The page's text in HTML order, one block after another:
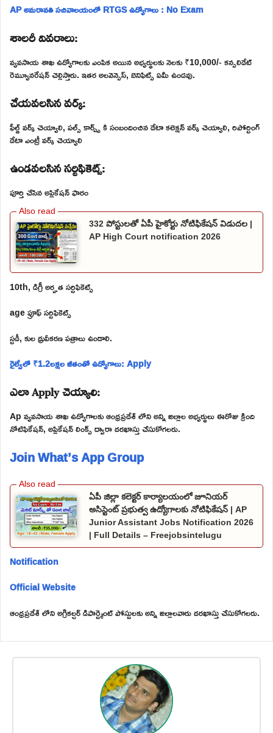
AP అమరావతి సచివాలయంలో RTGS ఉద్యోగాలు : No Exam
శాలరీ వివరాలు:
వ్యవసాయ శాఖ ఉద్యోగాలకు ఎంపిక అయిన అభ్యర్థులకు నెలకు ₹10,000/- కన్సలిడేట్
రెమ్యూనరేషన్ చెల్లిస్తారు. ఇతర అలవెన్సెస్, బెనిఫిట్స్ ఏమీ ఉండవు.
చేయవలసిన వర్క్:
ఫీల్డ్ వర్క్ చెయ్యాలి, పల్స్ కార్ప్స్ కి సంబందించిన డేటా కలెక్షన్ వర్క్ చెయ్యాలి, రిపోర్టింగ్
డేటా ఎంట్రీ వర్క్ చెయ్యాలి
ఉండవలసిన సర్టిఫికెట్స్:
పూర్తి చేసిన అప్లికేషన్ ఫారం
332 పోస్టులతో ఏపీ హైకోర్టు నోటిఫికేషన్ విడుదల |
AP High Court notification 2026
10th, డిగ్రీ అర్హత సర్టిఫికెట్స్
age ప్రూఫ్ సర్టిఫికెట్స్
స్టడీ, కుల ధ్రువీకరణ పత్రాలు ఉండాలి.
రైల్వేలో ₹1.2లక్షల జీతంతో ఉద్యోగాలు: Apply
ఎలా Apply చెయ్యాలి:
Ap వ్యవసాయ శాఖ ఉద్యోగాలకు ఆంధ్రప్రదేశ్ లోని అన్ని జిల్లాల అభ్యర్థులు ఈరోజు క్రింది
నోటిఫికేషన్, అప్లికేషన్ లింక్స్ ద్వారా దరఖాస్తు చేసుకోగలరు.
Join What’s App Group
ఏపీ జిల్లా కలెక్టర్ కార్యాలయంలో జూనియర్
అసిస్టెంట్ ప్రభుత్వ ఉద్యోగాలకు నోటిఫికేషన్ | AP
Junior Assistant Jobs Notification 2026
| Full Details – Freejobsintelugu
Notification
Official Website
ఆంధ్రప్రదేశ్ లోని అగ్రికల్చర్ డిపార్ట్మెంట్ పోస్టులకు అన్ని జిల్లాలవారు దరఖాస్తు చేసుకోగలరు.